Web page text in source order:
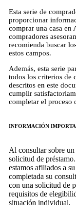
Esta serie de
proporcionar
comprar una casa en
compradores
recomienda buscar
estos campos.
Además, esta serie
todos los criterios de
descritos en este
cumplir
completar el proceso
INFORMACIÓN
Al consultar sobre un
solicitud de
estamos afiliados a
completada su
con una solicitud de
requisitos de
situación individual.